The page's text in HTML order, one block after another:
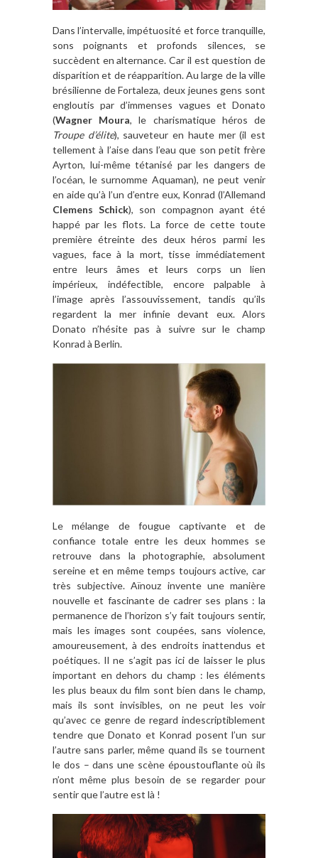
Dans l’intervalle, impétuosité et force tranquille,
sons poignants et profonds silences, se
succèdent en alternance. Car il est question de
disparition et de réapparition. Au large de la ville
brésilienne de Fortaleza, deux jeunes gens sont
engloutis par d’immenses vagues et Donato
(Wagner Moura, le charismatique héros de
Troupe d’élite), sauveteur en haute mer (il est
tellement à l’aise dans l’eau que son petit frère
Ayrton, lui-même tétanisé par les dangers de
l’océan, le surnomme Aquaman), ne peut venir
en aide qu’à l’un d’entre eux, Konrad (l’Allemand
Clemens Schick), son compagnon ayant été
happé par les flots. La force de cette toute
première étreinte des deux héros parmi les
vagues, face à la mort, tisse immédiatement
entre leurs âmes et leurs corps un lien
impérieux, indéfectible, encore palpable à
l’image après l’assouvissement, tandis qu’ils
regardent la mer infinie devant eux. Alors
Donato n’hésite pas à suivre sur le champ
Konrad à Berlin.
Le mélange de fougue captivante et de
confiance totale entre les deux hommes se
retrouve dans la photographie, absolument
sereine et en même temps toujours active, car
très subjective. Aïnouz invente une manière
nouvelle et fascinante de cadrer ses plans : la
permanence de l’horizon s’y fait toujours sentir,
mais les images sont coupées, sans violence,
amoureusement, à des endroits inattendus et
poétiques. Il ne s’agit pas ici de laisser le plus
important en dehors du champ : les éléments
les plus beaux du film sont bien dans le champ,
mais ils sont invisibles, on ne peut les voir
qu’avec ce genre de regard indescriptiblement
tendre que Donato et Konrad posent l’un sur
l’autre sans parler, même quand ils se tournent
le dos – dans une scène époustouflante où ils
n’ont même plus besoin de se regarder pour
sentir que l’autre est là !